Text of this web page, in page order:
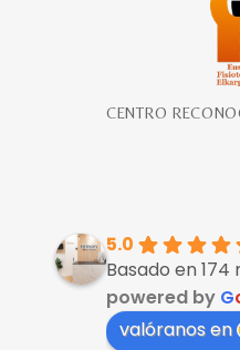
CENTRO
5.0
Basado en 174
powered by G
valóranos en